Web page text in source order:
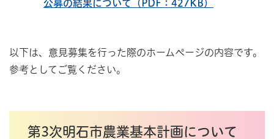
公募の結果について（PDF：427KB）
以下は、意見募集を行った際のホームページの内容です。
参考としてご覧ください。
第3次明石市農業基本計画について